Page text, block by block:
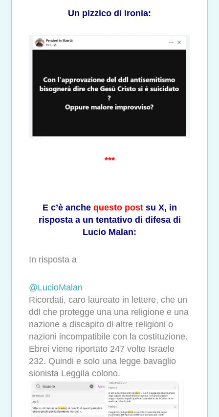
Un pizzico di ironia:
***
E c’è anche questo postsu X, in
risposta a un tentativo di difesa di
Lucio Malan:
In risposta a
@LucioMalan
Ricordati, caro laureato in lettere, che un
ddl che protegge una una religione e una
nazione a discapito di altre religioni o
nazioni incompatibile con la costituzione.
Ebrei viene riportato 247 volte Israele
232. Quindi e solo una legge bavaglio
sionista Leggila colono.